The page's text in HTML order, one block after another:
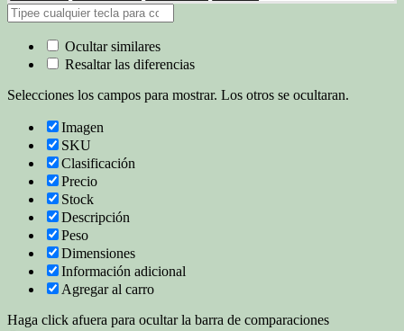
Ocultar similares
Resaltar las diferencias
Selecciones los campos para mostrar. Los otros se ocultaran.
Imagen
SKU
Clasificación
Precio
Stock
Descripción
Peso
Dimensiones
Información adicional
Agregar al carro
Haga click afuera para ocultar la barra de comparaciones